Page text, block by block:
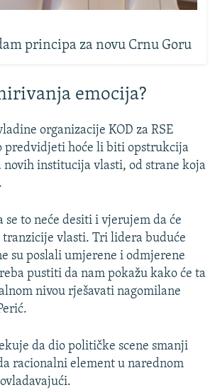
principa za novu Crnu Goru
emocija?
organizacije KOD za RSE
predvidjeti hoće li biti opstrukcija
institucija vlasti, od strane koja
se to neće desiti i vjerujem da će
tranzicije vlasti. Tri lidera buduće
su poslali umjerene i odmjerene
pustiti da nam pokažu kako će ta
nivou rješavati nagomilane
da dio političke scene smanji
racionalni element u narednom